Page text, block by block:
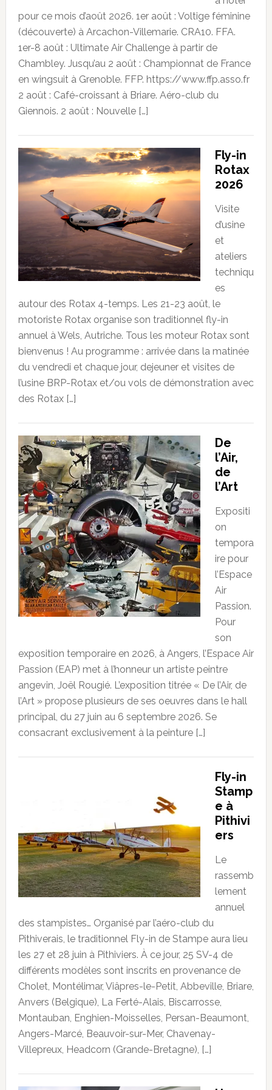
pour ce mois d’août 2026. 1er août : Voltige féminine
(découverte) à Arcachon-Villemarie. CRA10. FFA.
1er-8 août : Ultimate Air Challenge à partir de
Chambley. Jusqu’au 2 août : Championnat de France
en wingsuit à Grenoble. FFP. https://www.ffp.asso.fr
2 août : Café-croissant à Briare. Aéro-club du
Giennois. 2 août : Nouvelle […]
Fly-in
Rotax
2026
Visite
d’usine
et
ateliers
techniqu
es
autour des Rotax 4-temps. Les 21-23 août, le
motoriste Rotax organise son traditionnel fly-in
annuel à Wels, Autriche. Tous les moteur Rotax sont
bienvenus ! Au programme : arrivée dans la matinée
du vendredi et chaque jour, dejeuner et visites de
l’usine BRP-Rotax et/ou vols de démonstration avec
des Rotax […]
De
l’Air,
de
l’Art
Expositi
on
tempora
ire pour
l’Espace
Air
Passion.
Pour
son
exposition temporaire en 2026, à Angers, l’Espace Air
Passion (EAP) met à l’honneur un artiste peintre
angevin, Joël Rougié. L’exposition titrée « De l’Air, de
l’Art » propose plusieurs de ses oeuvres dans le hall
principal, du 27 juin au 6 septembre 2026. Se
consacrant exclusivement à la peinture […]
Fly-in
Stamp
e à
Pithivi
ers
Le
rassemb
lement
annuel
des stampistes… Organisé par l’aéro-club du
Pithiverais, le traditionnel Fly-in de Stampe aura lieu
les 27 et 28 juin à Pithiviers. À ce jour, 25 SV-4 de
différents modèles sont inscrits en provenance de
Cholet, Montélimar, Viâpres-le-Petit, Abbeville, Briare,
Anvers (Belgique), La Ferté-Alais, Biscarrosse,
Montauban, Enghien-Moisselles, Persan-Beaumont,
Angers-Marcé, Beauvoir-sur-Mer, Chavenay-
Villepreux, Headcorn (Grande-Bretagne), […]